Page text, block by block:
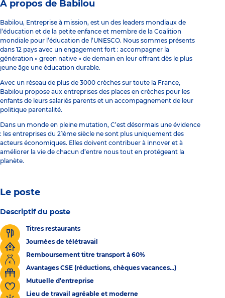
À propos de Babilou
Babilou, Entreprise à mission, est un des leaders mondiaux de
l’éducation et de la petite enfance et membre de la Coalition
mondiale pour l’éducation de l’UNESCO. Nous sommes présents
dans 12 pays avec un engagement fort : accompagner la
génération « green native » de demain en leur offrant dès le plus
jeune âge une éducation durable.
Avec un réseau de plus de 3000 crèches sur toute la France,
Babilou propose aux entreprises des places en crèches pour les
enfants de leurs salariés parents et un accompagnement de leur
politique parentalité.
Dans un monde en pleine mutation, C’est désormais une évidence
: les entreprises du 21ème siècle ne sont plus uniquement des
acteurs économiques. Elles doivent contribuer à innover et à
améliorer la vie de chacun d’entre nous tout en protégeant la
planète.
Le poste
Descriptif du poste
Titres restaurants
Journées de télétravail
Remboursement titre transport à 60%
Avantages CSE (réductions, chèques vacances...)
Mutuelle d’entreprise
Lieu de travail agréable et moderne